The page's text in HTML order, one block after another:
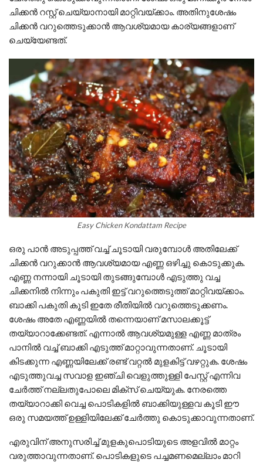
ചിക്കൻ റസ്റ്റ് ചെയ്യാനായി മാറ്റിവയ്ക്കാം. അതിനുശേഷം
ചിക്കൻ വറുത്തെടുക്കാൻ ആവശ്യമായ കാര്യങ്ങളാണ്
ചെയ്യേണ്ടത്.
Easy Chicken Kondattam Recipe
ഒരു പാൻ അടുപ്പത്ത് വച്ച് ചൂടായി വരുമ്പോൾ അതിലേക്ക്
ചിക്കൻ വറുക്കാൻ ആവശ്യമായ എണ്ണ ഒഴിച്ചു കൊടുക്കുക.
എണ്ണ നന്നായി ചൂടായി തുടങ്ങുമ്പോൾ എടുത്തു വച്ച
ചിക്കനിൽ നിന്നും പകുതി ഇട്ട് വറുത്തെടുത്ത് മാറ്റിവയ്ക്കാം.
ബാക്കി പകുതി കൂടി ഇതേ രീതിയിൽ വറുത്തെടുക്കണം.
ശേഷം അതേ എണ്ണയിൽ തന്നെയാണ് മസാലക്കൂട്ട്
തയ്യാറാക്കേണ്ടത്. എന്നാൽ ആവശ്യമുള്ള എണ്ണ മാത്രം
പാനിൽ വച്ച് ബാക്കി എടുത്ത് മാറ്റാവുന്നതാണ്. ചൂടായി
കിടക്കുന്ന എണ്ണയിലേക്ക് രണ്ട് വറ്റൽ മുളകിട്ട് വഴറ്റുക. ശേഷം
എടുത്തുവച്ച സവാള ഇഞ്ചി വെളുത്തുള്ളി പേസ്റ്റ് എന്നിവ
ചേർത്ത് നല്ലതുപോലെ മിക്സ് ചെയ്യുക. നേരത്തെ
തയ്യാറാക്കി വെച്ച പൊടികളിൽ ബാക്കിയുള്ളവ കൂടി ഈ
ഒരു സമയത്ത് ഉള്ളിയിലേക്ക് ചേർത്തു കൊടുക്കാവുന്നതാണ്.
എരുവിന് അനുസരിച്ച് മുളകുപൊടിയുടെ അളവിൽ മാറ്റം
വരുത്താവുന്നതാണ്. പൊടികളുടെ പച്ചമണമെല്ലാം മാറി